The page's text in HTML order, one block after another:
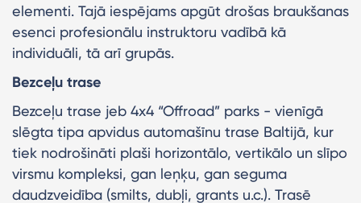
elementi. Tajā iespējams apgūt drošas braukšanas
esenci profesionālu instruktoru vadībā kā
individuāli, tā arī grupās.
Bezceļu trase
Bezceļu trase jeb 4x4 “Offroad” parks - vienīgā
slēgta tipa apvidus automašīnu trase Baltijā, kur
tiek nodrošināti plaši horizontālo, vertikālo un slīpo
virsmu kompleksi, gan leņķu, gan seguma
daudzveidība (smilts, dubļi, grants u.c.). Trasē